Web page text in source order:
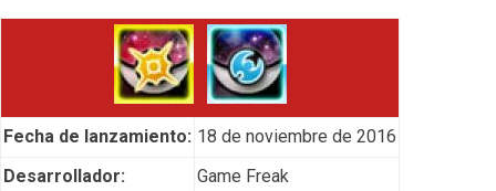
Fecha de lanzamiento: 18 de noviembre de 2016
Desarrollador:
Game Freak